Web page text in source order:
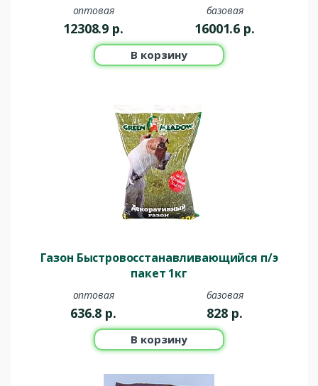
оптовая
12308.9 р.
базовая
16001.6 р.
В корзину
Газон Быстровосстанавливающийся п/э
пакет 1кг
оптовая
636.8 р.
базовая
828 р.
В корзину